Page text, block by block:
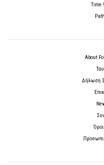
Time
About
Δήλωση